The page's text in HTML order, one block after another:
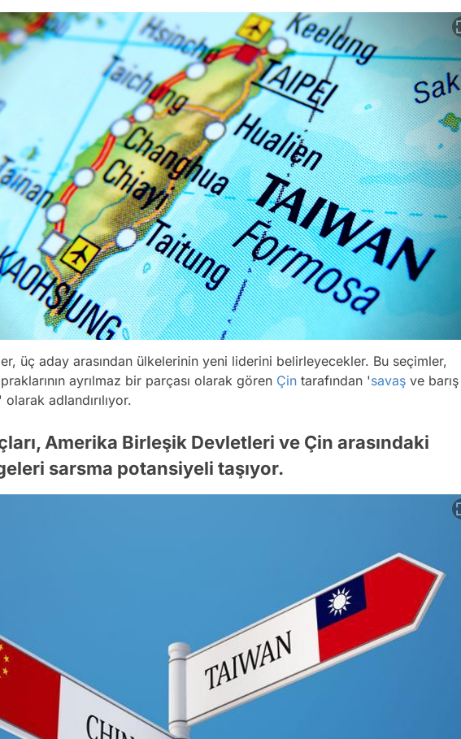
üç aday arasından ülkelerinin yeni liderini belirleyecekler. Bu seçimler,
ayrılmaz bir parçası olarak gören Çin tarafından 'savaş ve barış
' olarak adlandırılıyor.
Amerika Birleşik Devletleri ve Çin arasındaki
sarsma potansiyeli taşıyor.